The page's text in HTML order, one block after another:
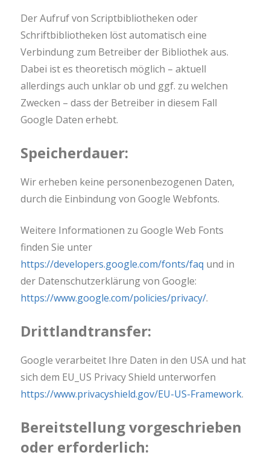
Der Aufruf von Scriptbibliotheken oder
Schriftbibliotheken löst automatisch eine
Verbindung zum Betreiber der Bibliothek aus.
Dabei ist es theoretisch möglich – aktuell
allerdings auch unklar ob und ggf. zu welchen
Zwecken – dass der Betreiber in diesem Fall
Google Daten erhebt.
Speicherdauer:
Wir erheben keine personenbezogenen Daten,
durch die Einbindung von Google Webfonts.
Weitere Informationen zu Google Web Fonts
finden Sie unter
https://developers.google.com/fonts/faq und in
der Datenschutzerklärung von Google:
https://www.google.com/policies/privacy/.
Drittlandtransfer:
Google verarbeitet Ihre Daten in den USA und hat
sich dem EU_US Privacy Shield unterworfen
https://www.privacyshield.gov/EU-US-Framework.
Bereitstellung vorgeschrieben
oder erforderlich: